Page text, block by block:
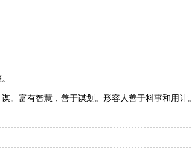
。富有智慧，善于谋划。形容人善于料事和用计。